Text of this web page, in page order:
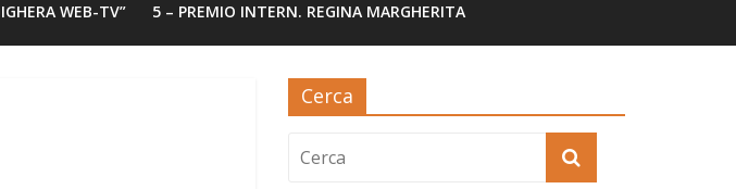
WEB-TV” 5 – PREMIO INTERN. REGINA MARGHERITA
Cerca